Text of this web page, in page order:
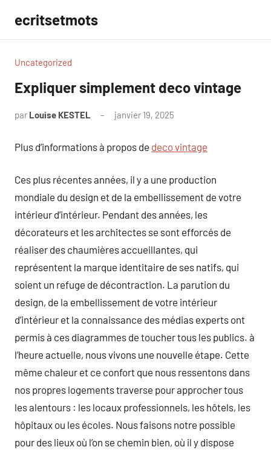
contenu
ecritsetmots
Uncategorized
Expliquer simplement deco vintage
par Louise KESTEL janvier 19, 2025
Plus d’informations à propos de deco vintage
Ces plus récentes années, il y a une production
mondiale du design et de la embellissement de votre
intérieur d’intérieur. Pendant des années, les
décorateurs et les architectes se sont efforcés de
réaliser des chaumières accueillantes, qui
représentent la marque identitaire de ses natifs, qui
soient un refuge de décontraction. La parution du
design, de la embellissement de votre intérieur
d’intérieur et la connaissance des médias experts ont
permis à ces diagrammes de toucher tous les publics. à
l’heure actuelle, nous vivons une nouvelle étape. Cette
même chaleur et ce confort que nous ressentons dans
nos propres logements traverse pour approcher tous
les alentours : les locaux professionnels, les hôtels, les
hôpitaux ou les écoles. Nous faisons notre possible
pour des lieux où l’on se chemin bien, où il y dispose